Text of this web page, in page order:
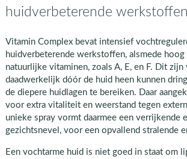
huidverbeterende
Vitamin Complex bevat intensief
huidverbeterende werkstoffen, alsmede hoog
natuurlijke vitaminen, zoals A, E, en F. Dit zijn
daadwerkelijk dóór de huid heen kunnen
de diepere huidlagen te bereiken. Daar
voor extra vitaliteit en weerstand tegen
unieke spray vormt daarmee een verrijkende
gezichtsnevel, voor een opvallend stralende
Een vochtarme huid is niet goed in staat om